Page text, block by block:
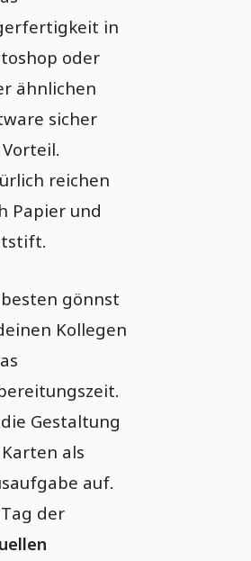
in
oder
ähnlichen
sicher
reichen
Papier und
gönnst
Kollegen
Gestaltung
als
auf.
der